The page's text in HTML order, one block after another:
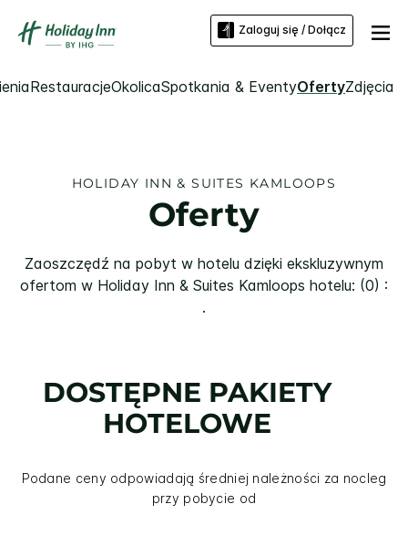
Zaloguj się / Dołącz
RestauracjeOkolicaSpotkania & EventyOfertyZdjęcia
HOLIDAY INN & SUITES KAMLOOPS
Oferty
Zaoszczędź na pobyt w hotelu dzięki ekskluzywnym
ofertom w Holiday Inn & Suites Kamloops hotelu: (0) :
.
DOSTĘPNE PAKIETY
HOTELOWE
Podane ceny odpowiadają średniej należności za nocleg
przy pobycie od